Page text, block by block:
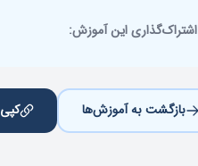
اشتراک‌گذاری این آموزش:
بازگشت به آموزش‌ها